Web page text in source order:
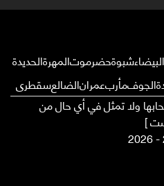
البيضاءشبوةحضرموتالمهرةالحديدة
الجوفمأربعمرانالضالعسقطرى
ولا تمثل في أي حال من
]